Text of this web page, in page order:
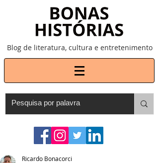
Blog de literatura, cultura e entretenimento
Ricardo Bonacorci